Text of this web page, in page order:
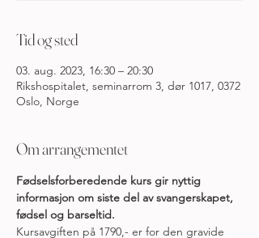
Tid og sted
03. aug. 2023, 16:30 – 20:30
Rikshospitalet, seminarrom 3, dør 1017, 0372
Oslo, Norge
Om arrangementet
Fødselsforberedende kurs gir nyttig
informasjon om siste del av svangerskapet,
fødsel og barseltid.
Kursavgiften på 1790,- er for den gravide